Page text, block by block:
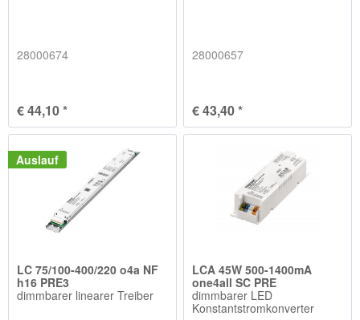
28000674
€ 44,10 *
28000657
€ 43,40 *
Auslauf
LC 75/100-400/220 o4a NF
h16 PRE3
dimmbarer linearer Treiber
LCA 45W 500-1400mA
one4all SC PRE
dimmbarer LED
Konstantstromkonverter